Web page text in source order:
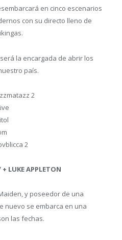
en cinco escenarios
con su directo lleno de
será la encargada de abrir los
país.
2
2
+ LUKE APPLETON
y poseedor de una
nuevo se embarca en una
las fechas.